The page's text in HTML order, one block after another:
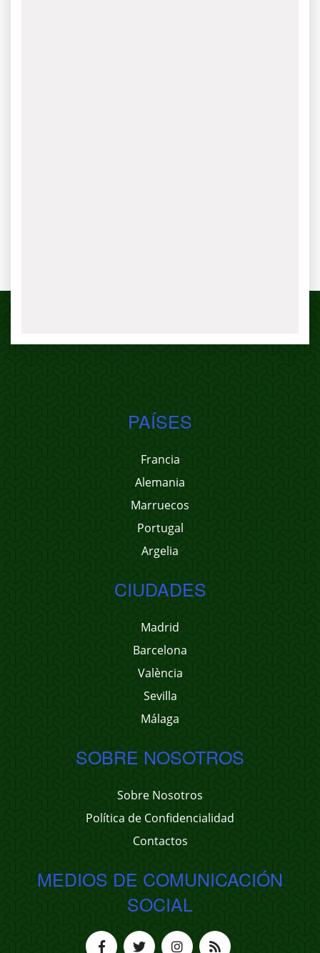
PAÍSES
Francia
Alemania
Marruecos
Portugal
Argelia
CIUDADES
Madrid
Barcelona
València
Sevilla
Málaga
SOBRE NOSOTROS
Sobre Nosotros
Política de Confidencialidad
Contactos
MEDIOS DE COMUNICACIÓN
SOCIAL